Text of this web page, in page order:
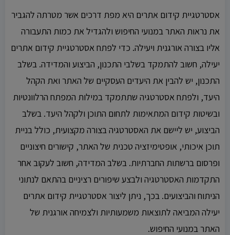
אסטרטגיית קידום אתרים היא מפת דרכים אשר מטרתה להגביר
את נראות האתר במנועי החיפוש ולהגדיל את כמות התעבורה
אליו בצורה אורגנית ויעילה. כדי לפתח אסטרטגיית קידום אתרים
יעילה, חשוב להתמקד בשלבי התכנון, הביצוע והמדידה. בשלב
התכנון, יש להבין את היעדים העסקיים של האתר ואת הקהל
היעד, ולפתח אסטרטגיה שתתמקד במילות המפתח הרלוונטיות
ובשיטות קידום המתאימות לתחום התוכן ולקהל היעד. בשלב
הביצוע, יש ליישם את האסטרטגיה בצורה מקצועית, כולל בניית
תוכן איכותי, אופטימיזציה טכנית של האתר, קישורים חיצוניים
ופרסום ברשתות החברתיות. בשלב המדידה, חשוב לעקוב אחר
התקדמות האסטרטגיה ולבצע שיפורים רציניים בהתאם לנתוני
הניתוח והביצועים. בכך, ניתן ליצור אסטרטגיית קידום אתרים
יעילה המביאה לתוצאות משמעותיות ולצמיחה אורגנית של
האתר במנועי החיפוש.